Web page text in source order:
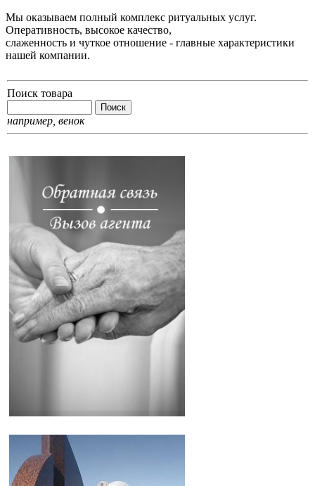
Мы оказываем полный комплекс ритуальных услуг.
Оперативность, высокое качество,
слаженность и чуткое отношение - главные характеристики
нашей компании.
Поиск товара
например, венок